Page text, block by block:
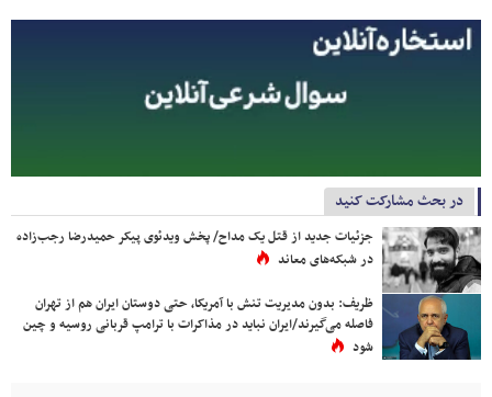
در بحث مشارکت کنید
جزئیات جدید از قتل یک مداح/ پخش ویدئوی پیکر حمیدرضا رجب‌زاده
در شبکه‌های معاند
ظریف: بدون مدیریت تنش با آمریکا، حتی دوستان ایران هم از تهران
فاصله می‌گیرند/ایران نباید در مذاکرات با ترامپ قربانی روسیه و چین
شود